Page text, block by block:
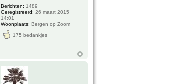
Berichten: 1489
Geregistreerd: 26 maart 2015
14:01
Woonplaats: Bergen op Zoom
175 bedankjes